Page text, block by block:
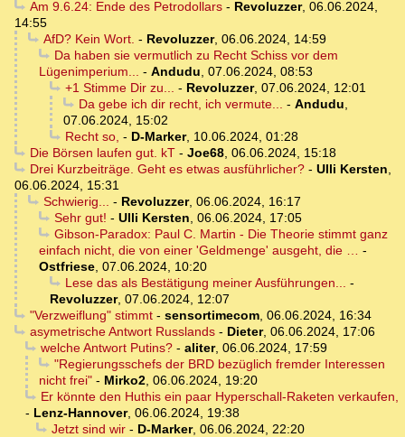
Am 9.6.24: Ende des Petrodollars- Revoluzzer, 06.06.2024,
14:55
AfD? Kein Wort. - Revoluzzer, 06.06.2024, 14:59
Da haben sie vermutlich zu Recht Schiss vor dem
Lügenimperium... - Andudu, 07.06.2024, 08:53
+1 Stimme Dir zu... - Revoluzzer, 07.06.2024, 12:01
Da gebe ich dir recht, ich vermute... - Andudu,
07.06.2024, 15:02
Recht so, - D-Marker, 10.06.2024, 01:28
Die Börsen laufen gut. kT- Joe68, 06.06.2024, 15:18
Drei Kurzbeiträge. Geht es etwas ausführlicher?- Ulli Kersten,
06.06.2024, 15:31
Schwierig... - Revoluzzer, 06.06.2024, 16:17
Sehr gut! - Ulli Kersten, 06.06.2024, 17:05
Gibson-Paradox: Paul C. Martin - Die Theorie stimmt ganz
einfach nicht, die von einer 'Geldmenge' ausgeht, die … -
Ostfriese, 07.06.2024, 10:20
Lese das als Bestätigung meiner Ausführungen... -
Revoluzzer, 07.06.2024, 12:07
"Verzweiflung" stimmt- sensortimecom, 06.06.2024, 16:34
asymetrische Antwort Russlands- Dieter, 06.06.2024, 17:06
welche Antwort Putins?- aliter, 06.06.2024, 17:59
"Regierungsschefs der BRD bezüglich fremder Interessen
nicht frei" - Mirko2, 06.06.2024, 19:20
Er könnte den Huthis ein paar Hyperschall-Raketen verkaufen,
- Lenz-Hannover, 06.06.2024, 19:38
Jetzt sind wir- D-Marker, 06.06.2024, 22:20